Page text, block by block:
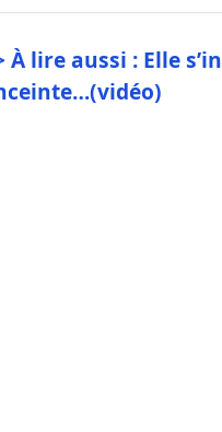
À lire aussi : Elle